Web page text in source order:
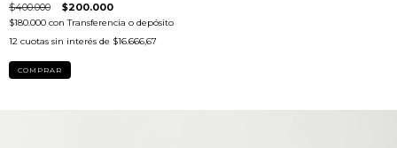
$400.000 $200.000
$180.000 con Transferencia o depósito
12 cuotas sin interés de $16.666,67
COMPRAR